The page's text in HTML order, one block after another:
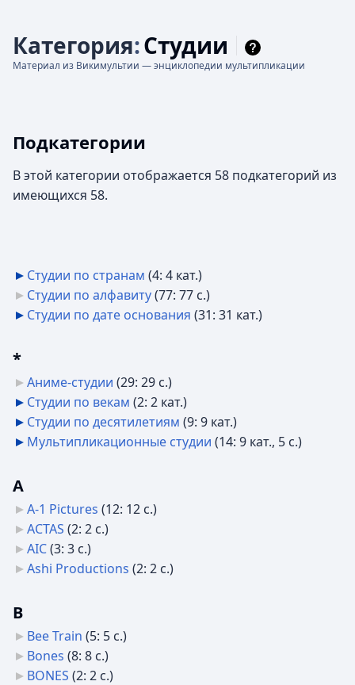
Категория:Студии
Материал из Викимультии — энциклопедии мультипликации
Подкатегории
В этой категории отображается 58 подкатегорий из
имеющихся 58.
Студии по странам (4: 4 кат.)
Студии по алфавиту(77: 77 с.)
Студии по дате основания (31: 31 кат.)
*
Аниме-студии (29: 29 с.)
Студии по векам (2: 2 кат.)
Студии по десятилетиям (9: 9 кат.)
Мультипликационные студии (14: 9 кат., 5 с.)
A
A-1 Pictures (12: 12 с.)
ACTAS (2: 2 с.)
AIC(3: 3 с.)
Ashi Productions (2: 2 с.)
B
Bee Train (5: 5 с.)
Bones (8: 8 с.)
BONES (2: 2 с.)